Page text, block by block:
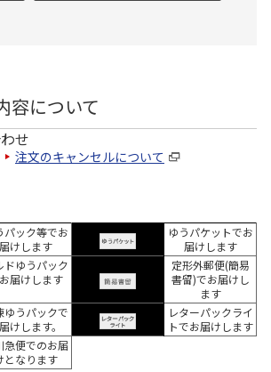
容について
せ
注文のキャンセルについて
パック等でお
届けします
ゆうパケットでお
届けします
ドゆうパック
届けします
定形外郵便(簡易
書留)でお届けし
ます
ゆうパックで
けします。
レターパックライ
トでお届けします
急便でのお届
となります